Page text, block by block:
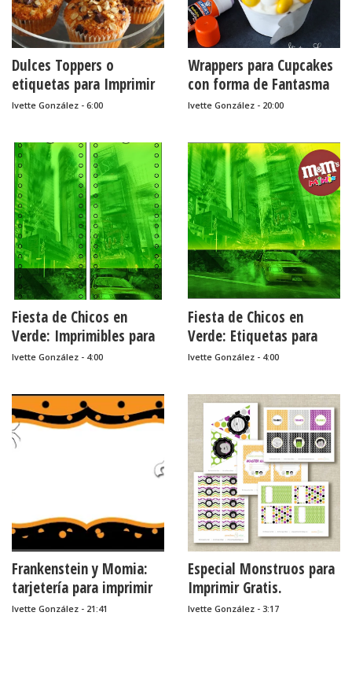
Dulces Toppers o
etiquetas para Imprimir
Gratis para Fiestas de
Ivette González - 6:00
Wrappers para Cupcakes
con forma de Fantasma
para Imprimir Gratis.
Ivette González - 20:00
Fiesta de Chicos en
Verde: Imprimibles para
Fiestas para Imprimir
Ivette González - 4:00
Fiesta de Chicos en
Verde: Etiquetas para
Candy Bar para Imprimir
Ivette González - 4:00
Frankenstein y Momia:
tarjetería para imprimir
gratis.
Ivette González - 21:41
Especial Monstruos para
Imprimir Gratis.
Ivette González - 3:17